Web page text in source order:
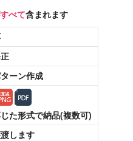
すべて含まれます
ーン作成
た形式で納品(複数可)
します